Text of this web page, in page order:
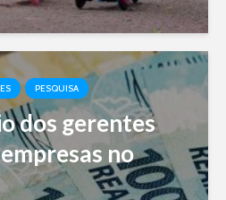
PESQUISA
dos gerentes
no